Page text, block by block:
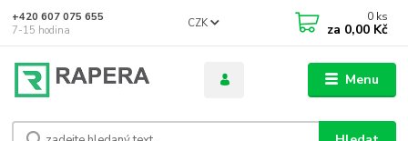
Menu
CZK
+420 607 075 655
7-15 hodina
0 ks
za 0,00 Kč